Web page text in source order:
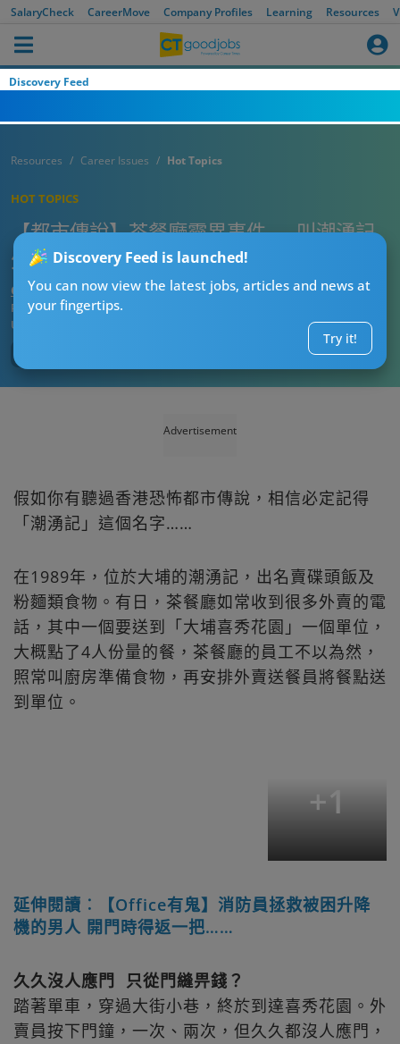
SalaryCheck CareerMove Company Profiles Learning Resources
Discovery Feed
Discovery Feed is launched!
You can now view the latest jobs, articles and news at
your fingertips.
Try it!
Resources Career Issues Hot Topics
HOT TOPICS
【都市傳說】茶餐廳靈異事件 — 叫潮湧記
外賣 最後發現….
CTgoodjobs’ Editor
Published:2020-08-21
Updated:
Advertisement
假如你有聽過香港恐怖都市傳說，相信必定記得
「潮湧記」這個名字……
在1989年，位於大埔的潮湧記，出名賣碟頭飯及
粉麵類食物。有日，茶餐廳如常收到很多外賣的電
話，其中一個要送到「大埔喜秀花園」一個單位，
大概點了4人份量的餐，茶餐廳的員工不以為然，
照常叫廚房準備食物，再安排外賣送餐員將餐點送
到單位。
+1
延伸閱讀︰【Office有鬼】消防員拯救被困升降
機的男人 開門時得返一把……
久久沒人應門 只從門縫畀錢？
踏著單車，穿過大街小巷，終於到達喜秀花園。外
賣員按下門鐘，一次、兩次，但久久都沒人應門，